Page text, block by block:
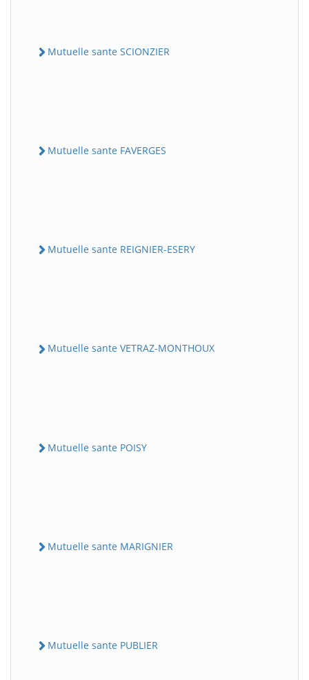
Mutuelle sante SCIONZIER
Mutuelle sante FAVERGES
Mutuelle sante REIGNIER-ESERY
Mutuelle sante VETRAZ-MONTHOUX
Mutuelle sante POISY
Mutuelle sante MARIGNIER
Mutuelle sante PUBLIER